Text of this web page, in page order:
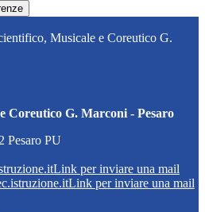
Musicale e Coreutico G.
Coreutico G. Marconi - Pesaro
Pesaro PU
Link per inviare una mail
Link per inviare una mail